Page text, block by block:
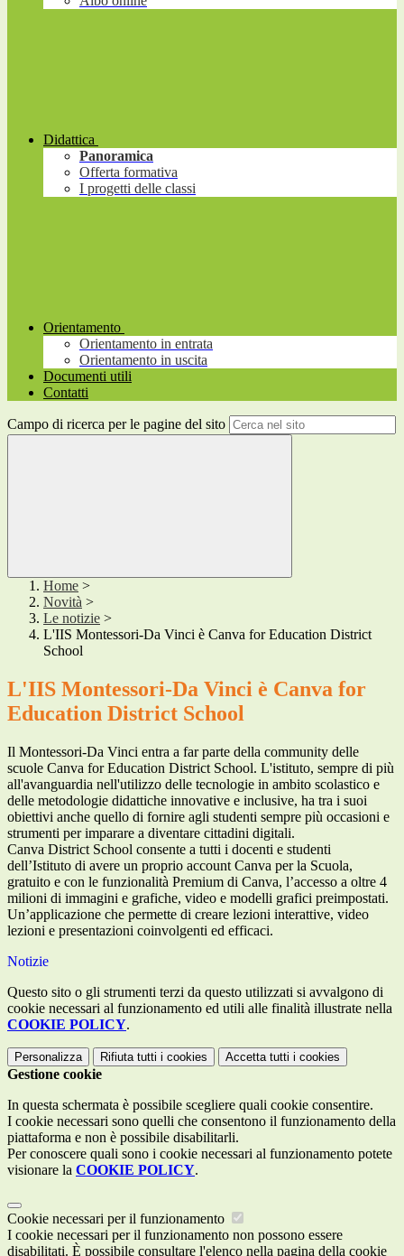
Didattica
Panoramica
Offerta formativa
I progetti delle classi
Orientamento
Orientamento in entrata
Orientamento in uscita
Documenti utili
Contatti
Campo di ricerca per le pagine del sito
Home >
Novità >
Le notizie >
L'IIS Montessori-Da Vinci è Canva for Education District
School
L'IIS Montessori-Da Vinci è Canva for
Education District School
Il Montessori-Da Vinci entra a far parte della community delle
scuole Canva for Education District School. L'istituto, sempre di più
all'avanguardia nell'utilizzo delle tecnologie in ambito scolastico e
delle metodologie didattiche innovative e inclusive, ha tra i suoi
obiettivi anche quello di fornire agli studenti sempre più occasioni e
strumenti per imparare a diventare cittadini digitali.
Canva District School consente a tutti i docenti e studenti
dell’Istituto di avere un proprio account Canva per la Scuola,
gratuito e con le funzionalità Premium di Canva, l’accesso a oltre 4
milioni di immagini e grafiche, video e modelli grafici preimpostati.
Un’applicazione che permette di creare lezioni interattive, video
lezioni e presentazioni coinvolgenti ed efficaci.
Notizie
Questo sito o gli strumenti terzi da questo utilizzati si avvalgono di
cookie necessari al funzionamento ed utili alle finalità illustrate nella
COOKIE POLICY.
Personalizza Rifiuta tutti i cookies Accetta tutti i cookies
Gestione cookie
In questa schermata è possibile scegliere quali cookie consentire.
I cookie necessari sono quelli che consentono il funzionamento della
piattaforma e non è possibile disabilitarli.
Per conoscere quali sono i cookie necessari al funzionamento potete
visionare la COOKIE POLICY.
Cookie necessari per il funzionamento
I cookie necessari per il funzionamento non possono essere
disabilitati. È possibile consultare l'elenco nella pagina della cookie